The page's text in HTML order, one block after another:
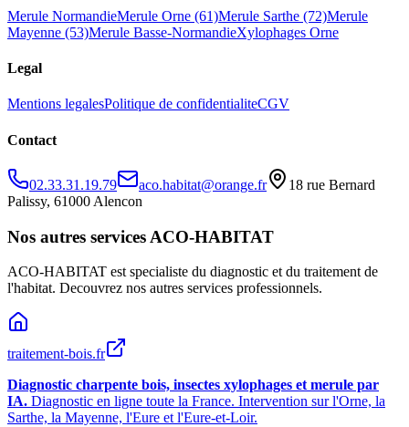
Merule NormandieMerule Orne (61)Merule Sarthe (72)Merule
Mayenne (53)Merule Basse-NormandieXylophages Orne
Legal
Mentions legalesPolitique de confidentialiteCGV
Contact
02.33.31.19.79 aco.habitat@orange.fr
18 rue Bernard
Palissy, 61000 Alencon
Nos autres services ACO-HABITAT
ACO-HABITAT est specialiste du diagnostic et du traitement de
l'habitat. Decouvrez nos autres services professionnels.
traitement-bois.fr
Diagnostic charpente bois, insectes xylophages et merule par
IA. Diagnostic en ligne toute la France. Intervention sur l'Orne, la
Sarthe, la Mayenne, l'Eure et l'Eure-et-Loir.